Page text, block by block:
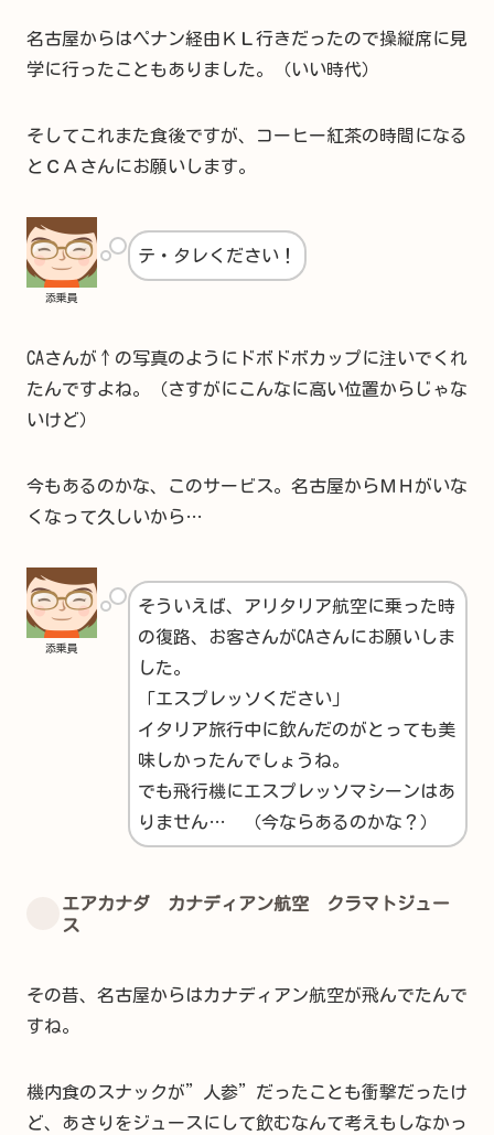
名古屋からはペナン経由ＫＬ行きだったので操縦席に見
学に行ったこともありました。（いい時代）
そしてこれまた食後ですが、コーヒー紅茶の時間になる
とＣＡさんにお願いします。
添乗員
テ・タレください！
CAさんが↑の写真のようにドボドボカップに注いでくれ
たんですよね。（さすがにこんなに高い位置からじゃな
いけど）
今もあるのかな、このサービス。名古屋からＭＨがいな
くなって久しいから…
添乗員
そういえば、アリタリア航空に乗った時
の復路、お客さんがCAさんにお願いしま
した。
「エスプレッソください」
イタリア旅行中に飲んだのがとっても美
味しかったんでしょうね。
でも飛行機にエスプレッソマシーンはあ
りません… （今ならあるのかな？）
エアカナダ カナディアン航空 クラマトジュー
ス
その昔、名古屋からはカナディアン航空が飛んでたんで
すね。
機内食のスナックが”人参”だったことも衝撃だったけ
ど、あさりをジュースにして飲むなんて考えもしなかっ